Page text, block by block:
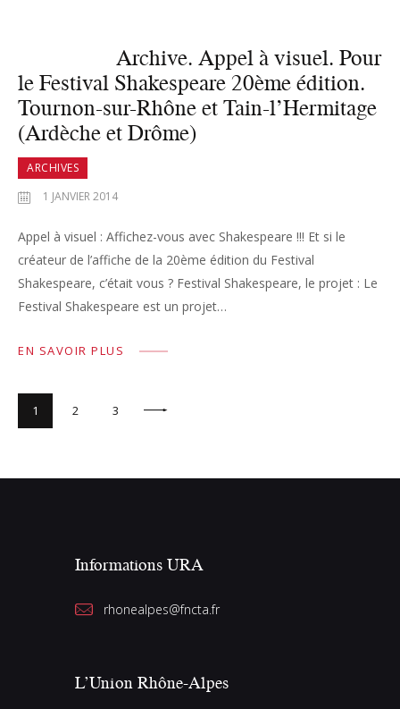
Archive. Appel à visuel. Pour
le Festival Shakespeare 20ème édition.
Tournon-sur-Rhône et Tain-l’Hermitage
(Ardèche et Drôme)
ARCHIVES
1 JANVIER 2014
Appel à visuel : Affichez-vous avec Shakespeare !!! Et si le
créateur de l’affiche de la 20ème édition du Festival
Shakespeare, c’était vous ? Festival Shakespeare, le projet : Le
Festival Shakespeare est un projet…
EN SAVOIR PLUS
1 2 3
Informations URA
rhonealpes@fncta.fr
L’Union Rhône-Alpes